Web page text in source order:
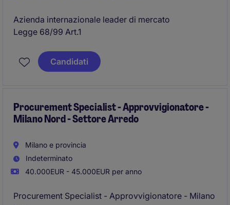
Azienda internazionale leader di mercato
Legge 68/99 Art.1
Candidati
Procurement Specialist - Approvvigionatore -
Milano Nord - Settore Arredo
Milano e provincia
Indeterminato
40.000EUR - 45.000EUR per anno
Procurement Specialist - Approvvigionatore - Milano